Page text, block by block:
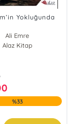
Yokluğunda
Ali Emre
Alaz Kitap
%33